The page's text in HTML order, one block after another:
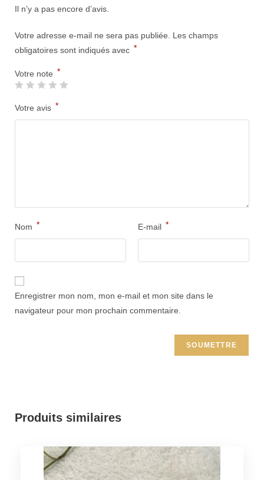
Il n’y a pas encore d’avis.
Votre adresse e-mail ne sera pas publiée.
Les champs
obligatoires sont indiqués avec *
Votre note *
Votre avis *
Nom * E-mail *
Enregistrer mon nom, mon e-mail et mon site dans le
navigateur pour mon prochain commentaire.
Produits similaires